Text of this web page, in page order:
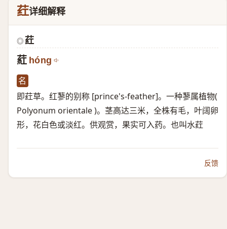
荭详细解释
◎ 荭
葒 hóng
名
即荭草。红蓼的别称 [prince's-feather]。一种蓼属植物(
Polyonum orientale )。茎高达三米，全株有毛，叶阔卵
形，花白色或淡红。供观赏，果实可入药。也叫水荭
反馈